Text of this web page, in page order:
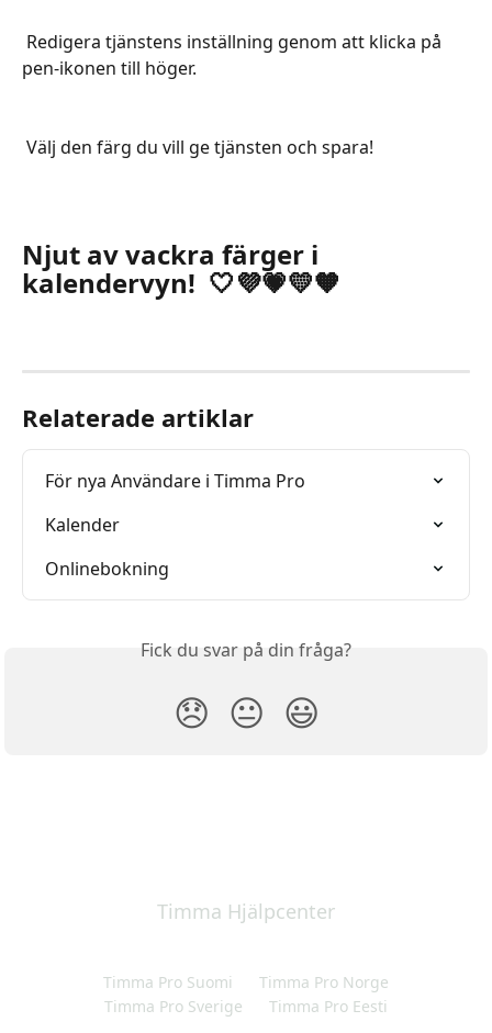
pen-ikonen till höger.
Välj den färg du vill ge tjänsten och spara!
Njut av vackra färger i
kalendervyn!  🤍💜💗💛🧡
Relaterade artiklar
För nya Användare i Timma Pro
Kalender
Onlinebokning
Fick du svar på din fråga?
😞 😐 😃
Timma Hjälpcenter
Timma Pro Suomi
Timma Pro Norge
Timma Pro Sverige
Timma Pro Eesti